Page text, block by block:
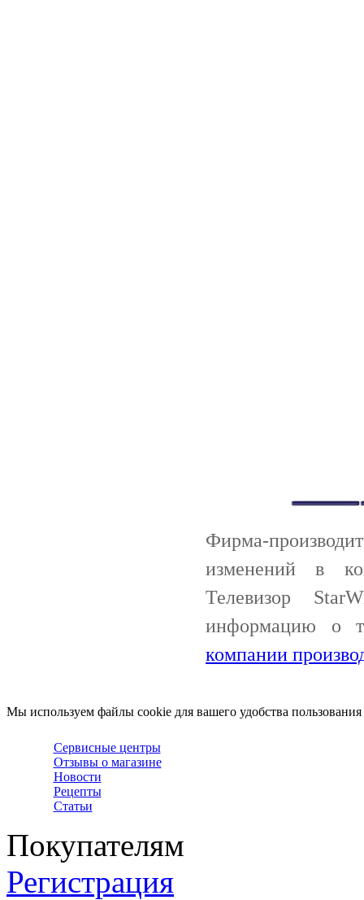
Фирма-
изменений в
Телевизор
информацию о
компании
Мы используем файлы cookie для вашего удобства
Сервисные центры
Отзывы о магазине
Новости
Рецепты
Статьи
Покупателям
Регистрация